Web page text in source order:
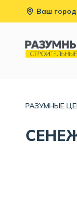
Ваш
РАЗУМНЫЕ